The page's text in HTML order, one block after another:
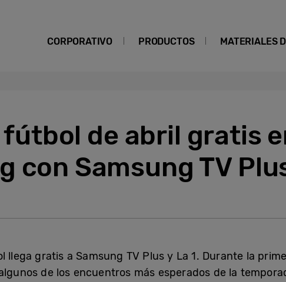
CORPORATIVO PRODUCTOS MATERIALES
fútbol de abril gratis
con Samsung TV
llega gratis a Samsung TV Plus y La 1. Durante la
de los encuentros más esperados de la